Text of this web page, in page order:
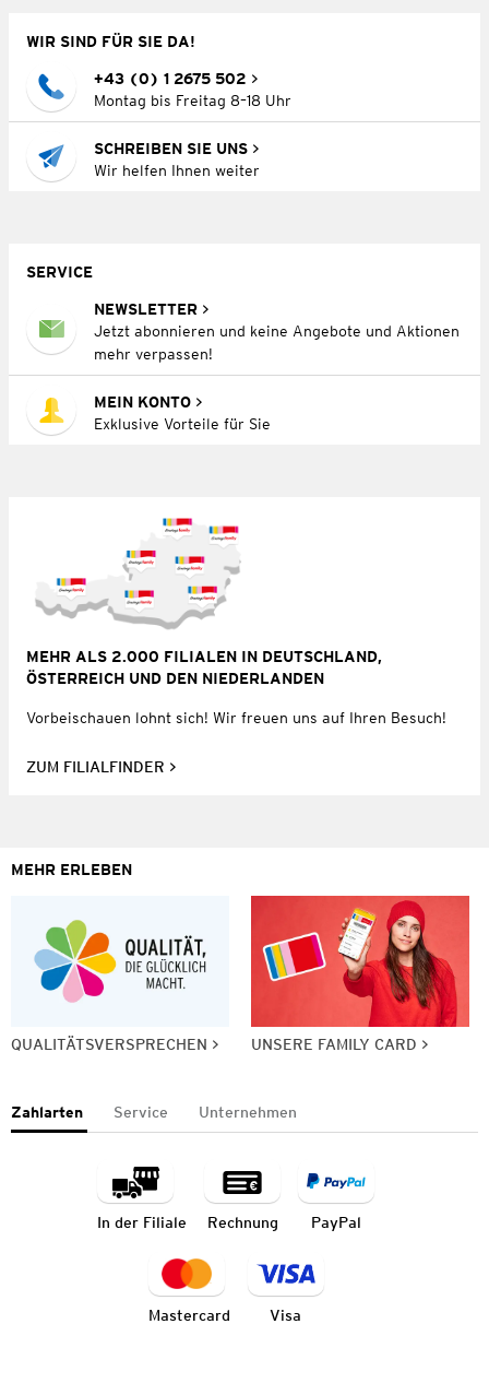
WIR SIND FÜR SIE DA!
+43 (0) 1 2675 502
Montag bis Freitag 8–18 Uhr
SCHREIBEN SIE UNS
Wir helfen Ihnen weiter
SERVICE
NEWSLETTER
Jetzt abonnieren und keine Angebote und Aktionen
mehr verpassen!
MEIN KONTO
Exklusive Vorteile für Sie
MEHR ALS 2.000 FILIALEN IN DEUTSCHLAND,
ÖSTERREICH UND DEN NIEDERLANDEN
Vorbeischauen lohnt sich! Wir freuen uns auf Ihren Besuch!
ZUM FILIALFINDER
MEHR ERLEBEN
QUALITÄTSVERSPRECHEN UNSERE FAMILY CARD
Zahlarten Service Unternehmen
In der Filiale Rechnung PayPal
Mastercard Visa